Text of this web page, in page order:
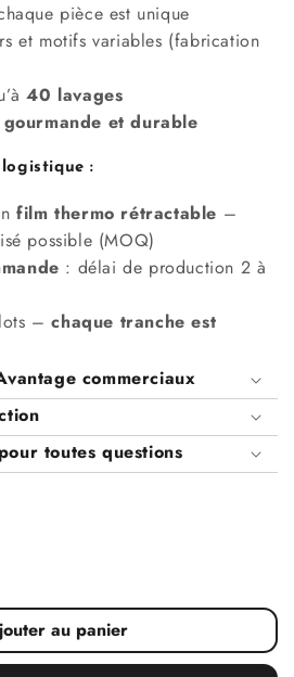
pièce est unique
et motifs variables (fabrication
40 lavages
et durable
:
film thermo rétractable –
possible (MOQ)
: délai de production 2 à
lots –chaque tranche est
commerciaux
toutes questions
au panier